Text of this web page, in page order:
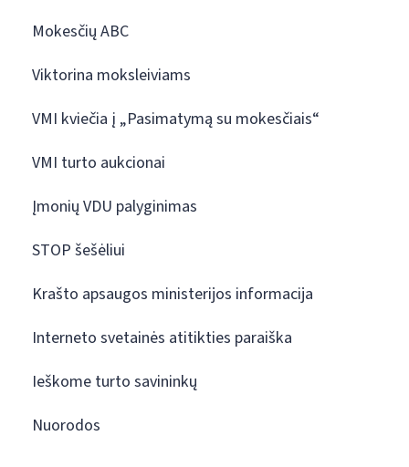
Mokesčių ABC
Viktorina moksleiviams
VMI kviečia į „Pasimatymą su mokesčiais“
VMI turto aukcionai
Įmonių VDU palyginimas
STOP šešėliui
Krašto apsaugos ministerijos informacija
Interneto svetainės atitikties paraiška
Ieškome turto savininkų
Nuorodos